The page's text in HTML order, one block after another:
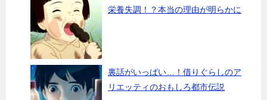
栄養失調！？本当の理由が明らかに
裏話がいっぱい…！借りぐらしのア
リエッティのおもしろ都市伝説